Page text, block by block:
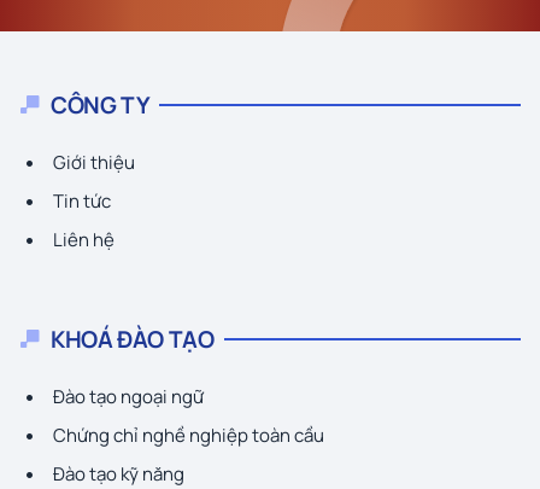
CÔNG TY
Giới thiệu
Tin tức
Liên hệ
KHOÁ ĐÀO TẠO
Đào tạo ngoại ngữ
Chứng chỉ nghề nghiệp toàn cầu
Đào tạo kỹ năng